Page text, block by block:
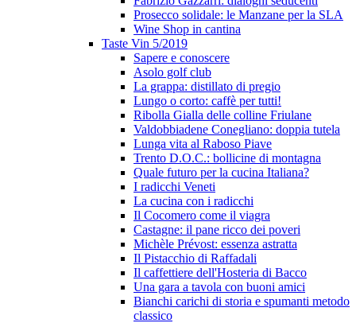
Prosecco solidale: le Manzane per la SLA
Wine Shop in cantina
Taste Vin 5/2019
Sapere e conoscere
Asolo golf club
La grappa: distillato di pregio
Lungo o corto: caffè per tutti!
Ribolla Gialla delle colline Friulane
Valdobbiadene Conegliano: doppia tutela
Lunga vita al Raboso Piave
Trento D.O.C.: bollicine di montagna
Quale futuro per la cucina Italiana?
I radicchi Veneti
La cucina con i radicchi
Il Cocomero come il viagra
Castagne: il pane ricco dei poveri
Michèle Prévost: essenza astratta
Il Pistacchio di Raffadali
Il caffettiere dell'Hosteria di Bacco
Una gara a tavola con buoni amici
Bianchi carichi di storia e spumanti metodo
classico